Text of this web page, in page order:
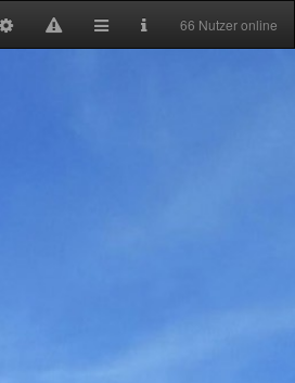
66 Nutzer online